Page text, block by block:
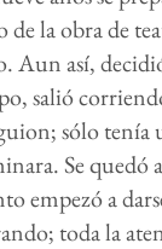
de la obra de
Aun así,
salió
sólo tenía
Se
empezó a
toda la